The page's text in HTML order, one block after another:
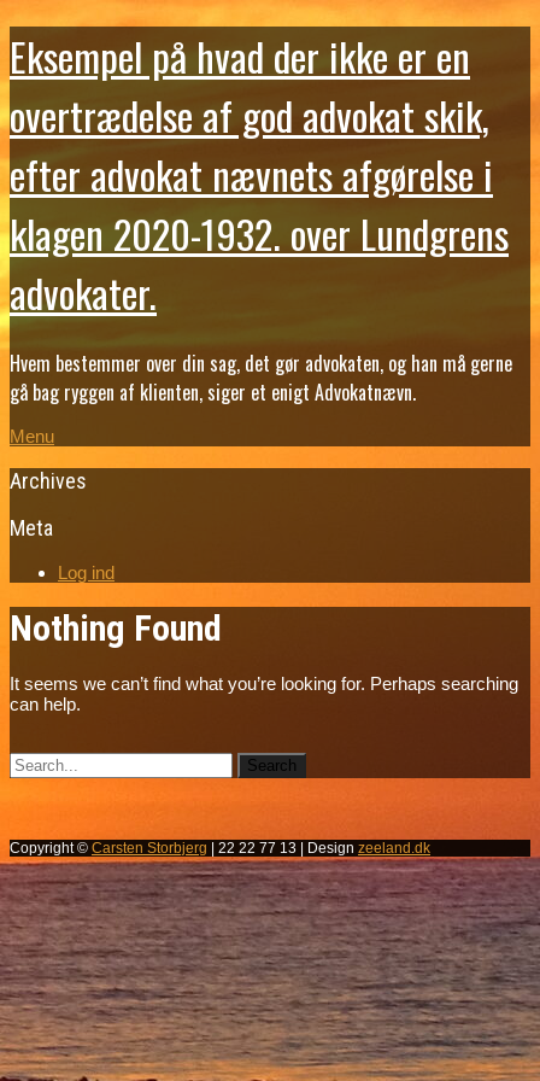
Eksempel på hvad der ikke er en
overtrædelse af god advokat skik,
efter advokat nævnets afgørelse i
klagen 2020-1932. over Lundgrens
advokater.
Hvem bestemmer over din sag, det gør advokaten, og han må gerne
gå bag ryggen af klienten, siger et enigt Advokatnævn.
Menu
Archives
Meta
Log ind
Nothing Found
It seems we can’t find what you’re looking for. Perhaps searching
can help.
Copyright © Carsten Storbjerg | 22 22 77 13 | Design zeeland.dk